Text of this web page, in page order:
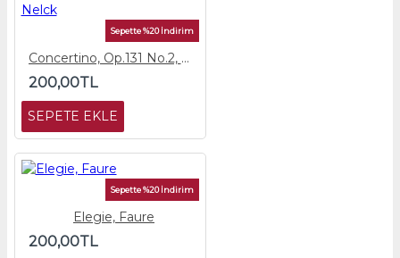
Sepette %20 İndirim
Concertino, Op.131 No.2, Nelck
200,00TL
SEPETE EKLE
Sepette %20 İndirim
Elegie, Faure
200,00TL